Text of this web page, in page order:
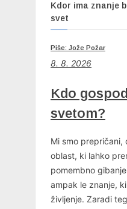
Kdor ima znanje
svet
Piše: Jože Požar
8. 8. 2026
Kdo
svetom?
Mi smo prepričani,
oblast, ki lahko
pomembno
ampak le znanje,
življenje. Zaradi